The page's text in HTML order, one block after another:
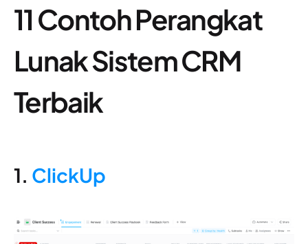
11 Contoh Perangkat
Lunak Sistem CRM
Terbaik
1. ClickUp